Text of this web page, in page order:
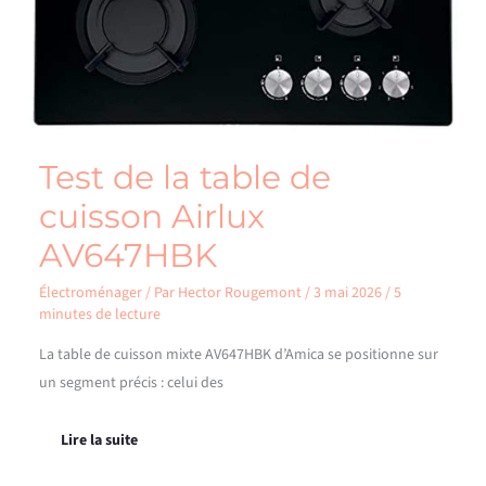
Test de la table de
cuisson Airlux
AV647HBK
Électroménager/ Par Hector Rougemont/3 mai 2026/5
minutes de lecture
La table de cuisson mixte AV647HBK d’Amica se positionne sur
un segment précis : celui des
Lire la suite